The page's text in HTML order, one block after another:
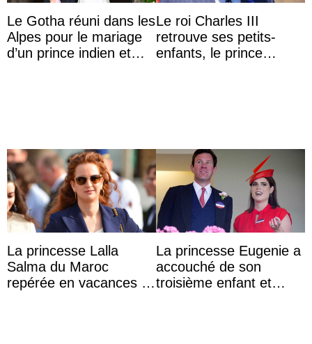
Le Gotha réuni dans les
Alpes pour le mariage
d’un prince indien et
Le roi Charles III
retrouve ses petits-
enfants, le prince
La princesse Lalla
Salma du Maroc
repérée en vacances à
La princesse Eugenie a
accouché de son
troisième enfant et